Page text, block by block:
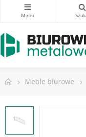
Meble biurowe